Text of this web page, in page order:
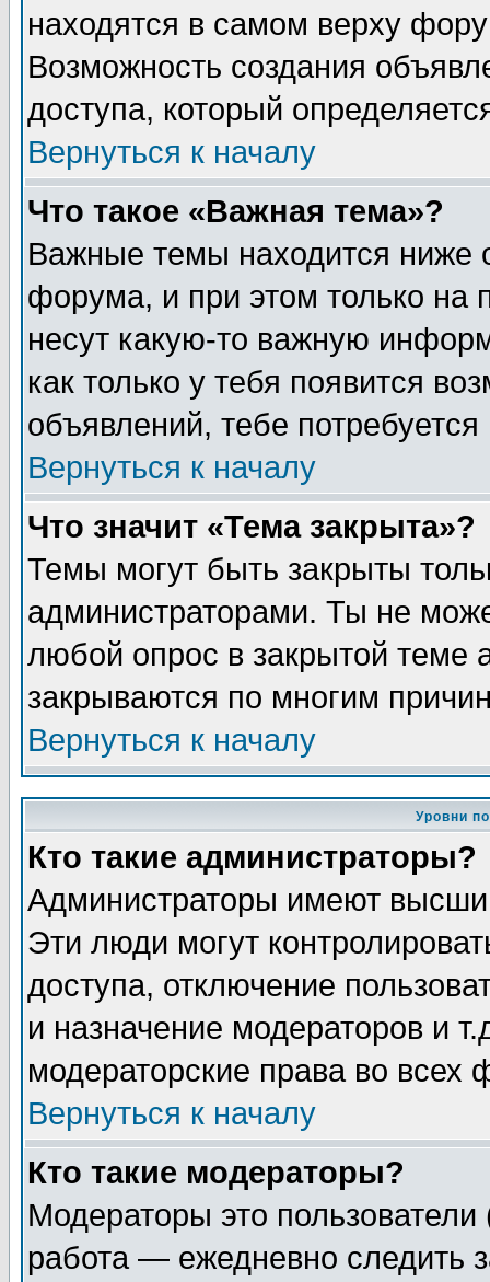
находятся в самом верху
Возможность создания
доступа, который
Вернуться к началу
Что такое «Важная тема»?
Важные темы находится ниже
форума, и при этом только на
несут какую-то важную
как только у тебя появится
объявлений, тебе
Вернуться к началу
Что значит «Тема закрыта»?
Темы могут быть закрыты
администраторами. Ты не
любой опрос в закрытой теме
закрываются по многим
Вернуться к началу
Уровни
Кто такие администраторы?
Администраторы имеют
Эти люди могут
доступа, отключение
и назначение модераторов и
модераторские права во всех
Вернуться к началу
Кто такие модераторы?
Модераторы это
работа — ежедневно следить